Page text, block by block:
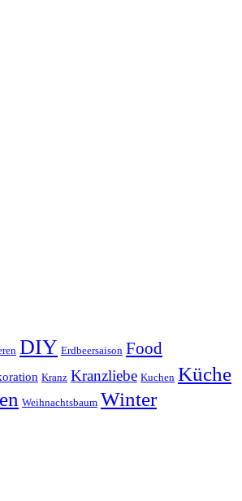
DIY Erdbeersaison Food
Kranz Kranzliebe Kuchen Küche
Weihnachtsbaum Winter